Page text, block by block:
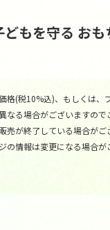
どもを守る お
(税10%込)、もしくは、
る場合がございますので
が終了している場合がご
情報は変更になる場合が